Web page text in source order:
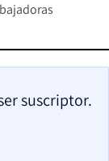
suscriptor.